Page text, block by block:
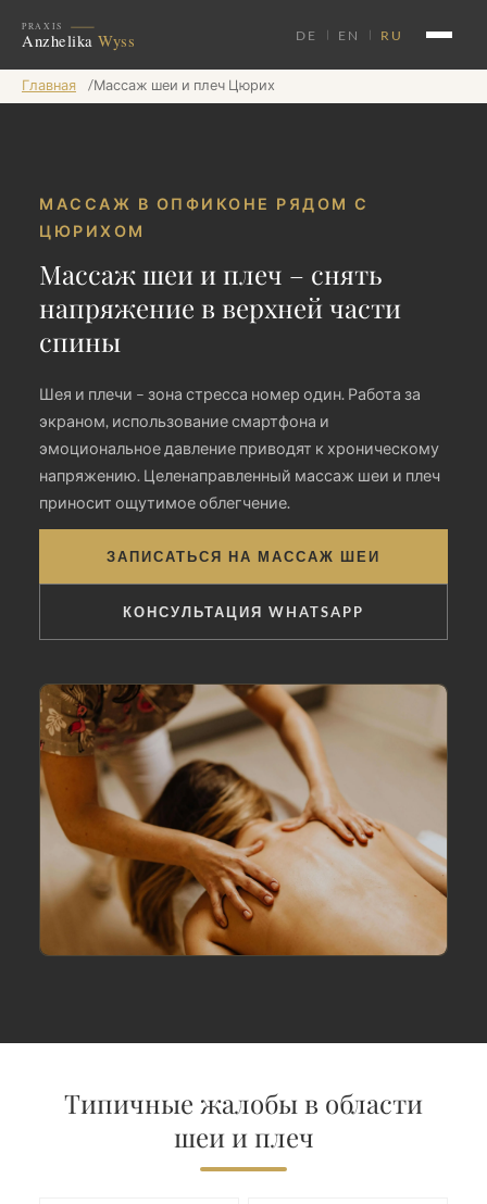
DE EN RU
Главная /Массаж шеи и плеч Цюрих
МАССАЖ В ОПФИКОНЕ РЯДОМ С
ЦЮРИХОМ
Массаж шеи и плеч – снять
напряжение в верхней части
спины
Шея и плечи – зона стресса номер один. Работа за
экраном, использование смартфона и
эмоциональное давление приводят к хроническому
напряжению. Целенаправленный массаж шеи и плеч
приносит ощутимое облегчение.
ЗАПИСАТЬСЯ НА МАССАЖ ШЕИ
КОНСУЛЬТАЦИЯ WHATSAPP
Типичные жалобы в области
шеи и плеч